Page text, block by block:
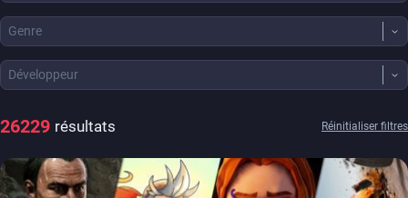
Genre
Développeur
26229 résultats Réinitialiser filtres